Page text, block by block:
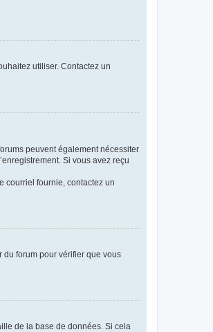
utiliser. Contactez un
peuvent également nécessiter
Si vous avez reçu
courriel fournie, contactez un
du forum pour vérifier que vous
de la base de données. Si cela